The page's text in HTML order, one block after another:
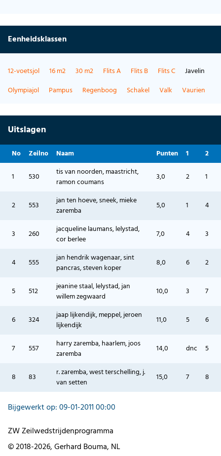
Eenheidsklassen
12-voetsjol 16 m2 30 m2 Flits A Flits B Flits C
Javelin
Olympiajol
Pampus Regenboog Schakel Valk Vaurien
Uitslagen
No Zeilno Naam Punten 1 2
1 530
tis van noorden, maastricht,
ramon coumans
3,0 2 1
2 553
jan ten hoeve, sneek, mieke
zaremba
5,0 1 4
3 260
jacqueline laumans, lelystad,
cor berlee
7,0 4 3
4 555
jan hendrik wagenaar, sint
pancras, steven koper
8,0 6 2
5 512
jeanine staal, lelystad, jan
willem zegwaard
10,0 3 7
6 324
jaap lijkendijk, meppel, jeroen
lijkendijk
11,0 5 6
7 557
harry zaremba, haarlem, joos
zaremba
14,0 dnc 5
8 83
r. zaremba, west terschelling, j.
van setten
15,0 7 8
Bijgewerkt op: 09-01-2011 00:00
ZW Zeilwedstrijdenprogramma
© 2018-2026, Gerhard Bouma, NL